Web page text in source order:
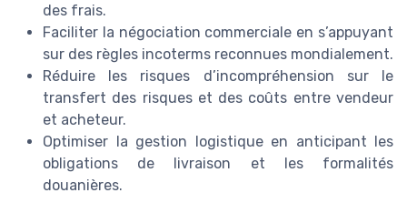
des frais.
Faciliter la négociation commerciale en s’appuyant
sur des règles incoterms reconnues mondialement.
Réduire les risques d’incompréhension sur le
transfert des risques et des coûts entre vendeur
et acheteur.
Optimiser la gestion logistique en anticipant les
obligations de livraison et les formalités
douanières.